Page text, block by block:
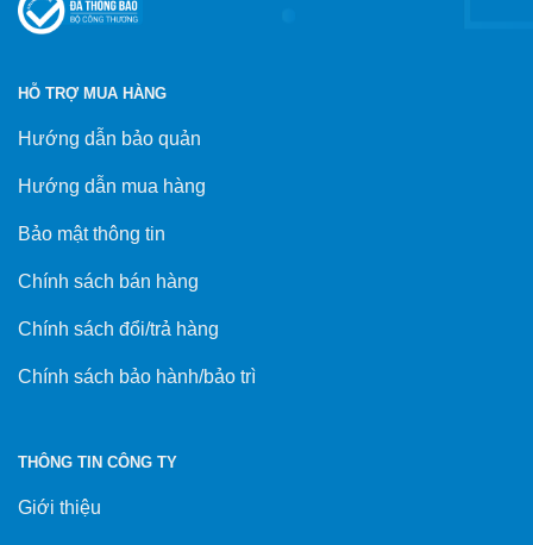
HỖ TRỢ MUA HÀNG
Hướng dẫn bảo quản
Hướng dẫn mua hàng
Bảo mật thông tin
Chính sách bán hàng
Chính sách đổi/trả hàng
Chính sách bảo hành/bảo trì
THÔNG TIN CÔNG TY
Giới thiệu